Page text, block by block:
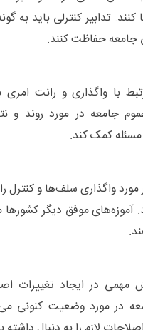
تدابیر کنترلی باید به
حفاظت کنند.
با واگذاری و رانت
جامعه در مورد روند و
کمک کند.
مورد واگذاری سلف‌ها و کنترل
موفق دیگر کشورها
مهمی در ایجاد تغییرات
در مورد وضعیت کنونی